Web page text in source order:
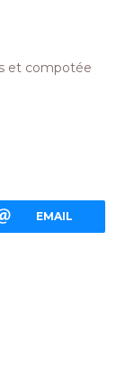
et compotée
EMAIL